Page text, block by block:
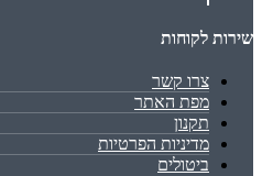
שירות לקוחות
צרו קשר
מפת האתר
תקנון
מדיניות הפרטיות
ביטולים